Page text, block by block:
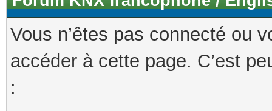
Vous n’êtes pas connecté ou
accéder à cette page. C’est
: